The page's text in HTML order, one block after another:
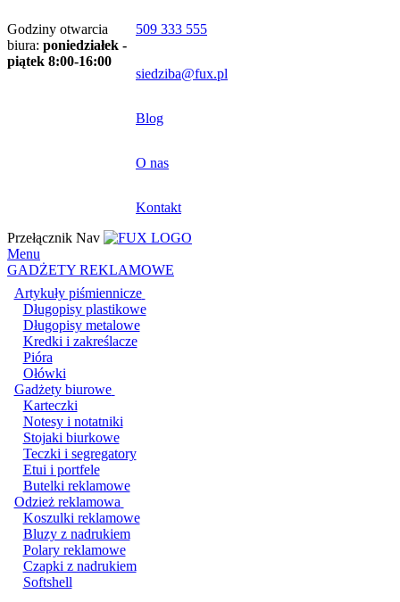
Godziny otwarcia
biura: poniedziałek -
piątek 8:00-16:00
509 333 555
siedziba@fux.pl
Blog
O nas
Kontakt
Przełącznik Nav
Menu
GADŻETY REKLAMOWE
Artykuły piśmiennicze
Długopisy plastikowe
Długopisy metalowe
Kredki i zakreślacze
Pióra
Ołówki
Gadżety biurowe
Karteczki
Notesy i notatniki
Stojaki biurkowe
Teczki i segregatory
Etui i portfele
Butelki reklamowe
Odzież reklamowa
Koszulki reklamowe
Bluzy z nadrukiem
Polary reklamowe
Czapki z nadrukiem
Softshell